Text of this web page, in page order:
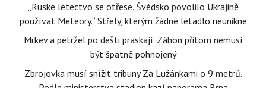
„Ruské letectvo se otřese. Švédsko povolilo Ukrajině
používat Meteory.“ Střely, kterým žádné letadlo neunikne
Mrkev a petržel po dešti praskají. Záhon přitom nemusí
být špatně pohnojený
Zbrojovka musí snížit tribuny Za Lužánkami o 9 metrů.